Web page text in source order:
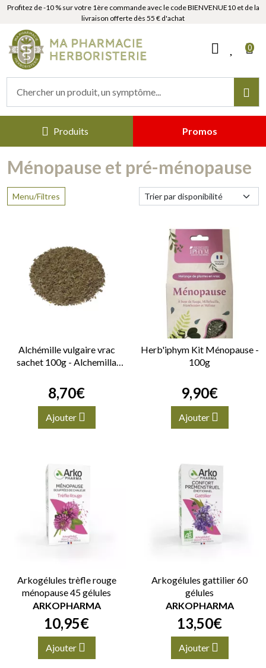
Profitez de -10 % sur votre 1ère commande avec le code BIENVENUE10 et de la
livraison offerte dès 55 € d'achat
0
Produits Promos
Ménopause et pré-ménopause
Menu/Filtres
Alchémille vulgaire vrac
sachet 100g - Alchemilla
8,70€
Ajouter
Herb'iphym Kit Ménopause -
100g
9,90€
Ajouter
Arkogélules trèfle rouge
ménopause 45 gélules
ARKOPHARMA
10,95€
Ajouter
Arkogélules gattilier 60
gélules
ARKOPHARMA
13,50€
Ajouter